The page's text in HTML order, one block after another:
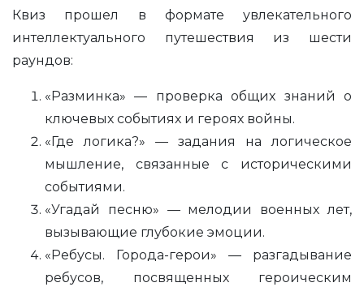
Квиз прошел в формате увлекательного
интеллектуального путешествия из шести
раундов:
«Разминка» — проверка общих знаний о
ключевых событиях и героях войны.
«Где логика?» — задания на логическое
мышление, связанные с историческими
событиями.
«Угадай песню» — мелодии военных лет,
вызывающие глубокие эмоции.
«Ребусы. Города-герои» — разгадывание
ребусов, посвященных героическим